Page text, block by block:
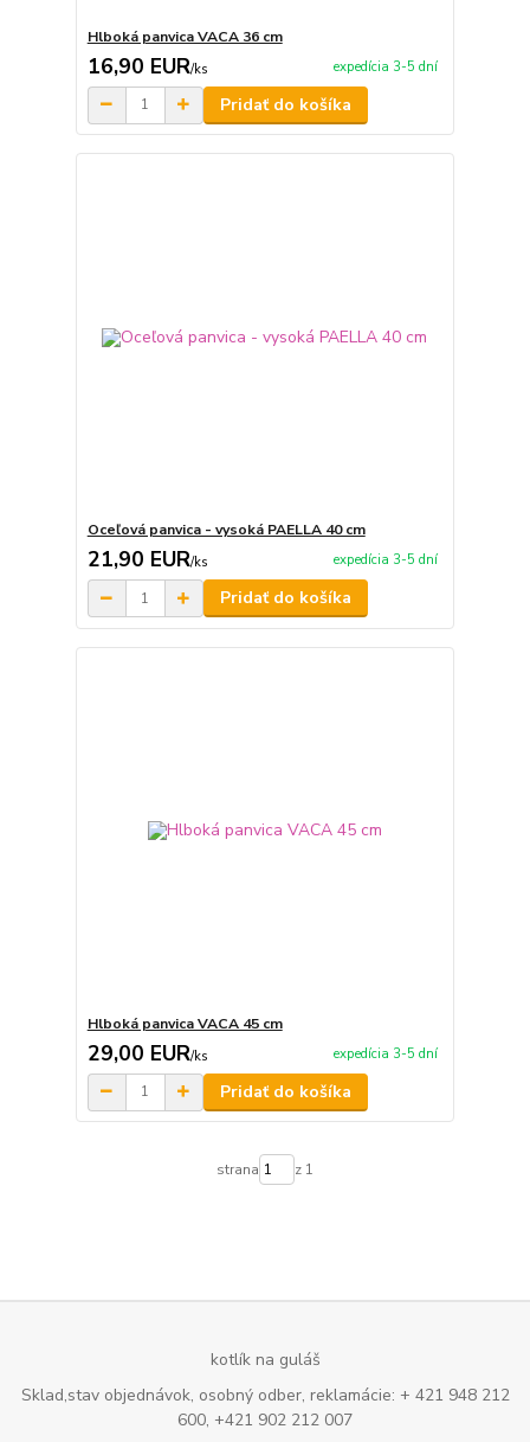
Hlboká panvica VACA 36 cm
16,90 EUR/ks expedícia 3-5 dní
Pridať do košíka
Oceľová panvica - vysoká PAELLA 40 cm
21,90 EUR/ks expedícia 3-5 dní
Pridať do košíka
Hlboká panvica VACA 45 cm
29,00 EUR/ks expedícia 3-5 dní
Pridať do košíka
strana z 1
kotlík na guláš
Sklad,stav objednávok, osobný odber, reklamácie: + 421 948 212
600, +421 902 212 007